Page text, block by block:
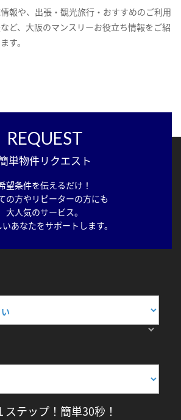
報や、出張・観光旅行・おすすめのご利用
ど、大阪のマンスリーお役立ち情報をご紹
す。
REQUEST
単物件リクエスト
望条件を伝えるだけ！
の方やリピーターの方にも
大人気のサービス。
あなたをサポートします。
ステップ！簡単30秒！